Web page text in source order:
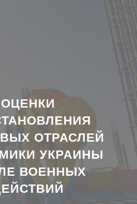
ОЦЕНКИ
ОТРАСЛЕЙ
УКРАИНЫ
ВОЕННЫХ